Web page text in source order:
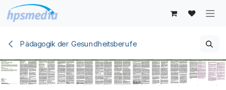
Zum Inhalt springen
Pädagogik der Gesundheitsberufe